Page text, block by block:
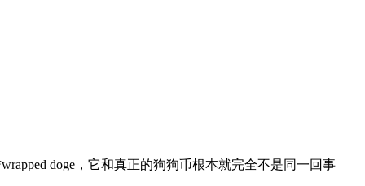
doge，它和真正的狗狗币根本就完全不是同一回事